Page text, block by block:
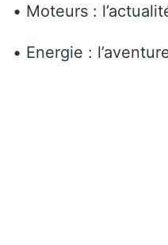
• Moteurs :
• Energie :